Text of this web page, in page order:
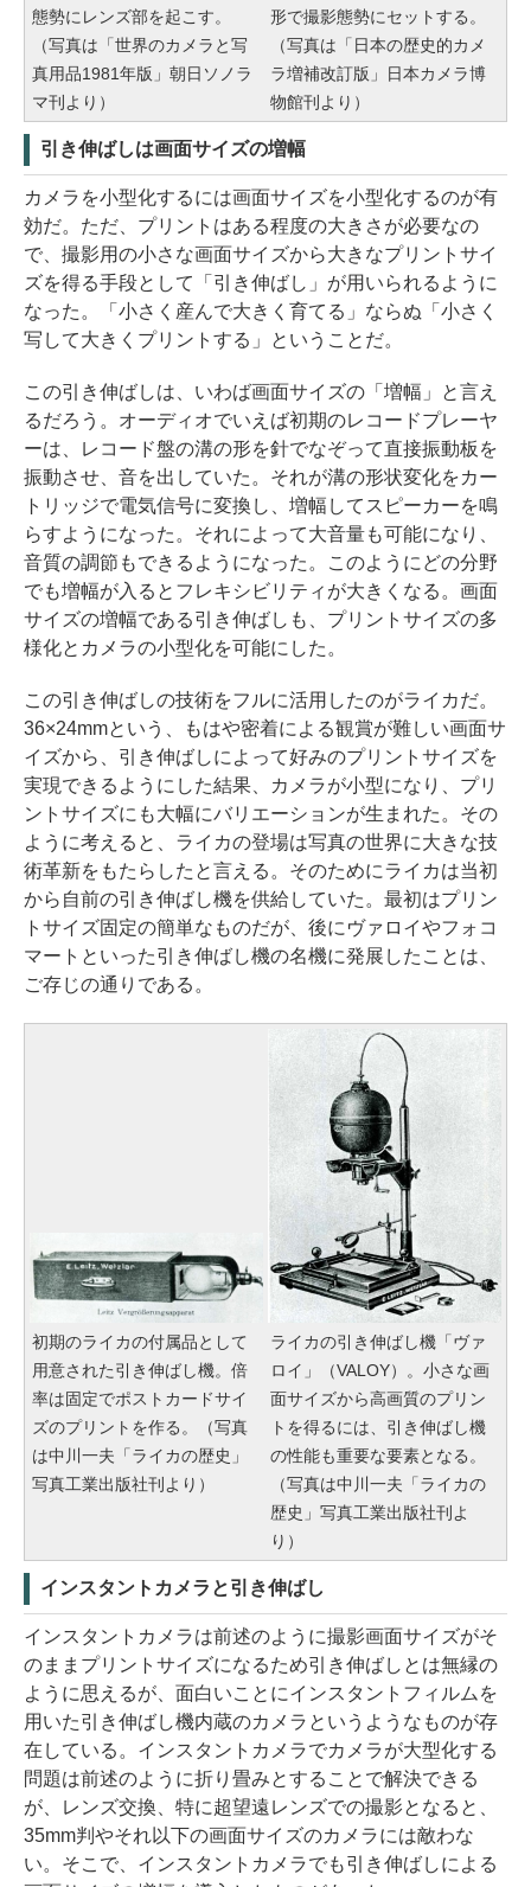
態勢にレンズ部を起こす。
（写真は「世界のカメラと写
真用品1981年版」朝日ソノラ
マ刊より）
形で撮影態勢にセットする。
（写真は「日本の歴史的カメ
ラ増補改訂版」日本カメラ博
物館刊より）
引き伸ばしは画面サイズの増幅
カメラを小型化するには画面サイズを小型化するのが有
効だ。ただ、プリントはある程度の大きさが必要なの
で、撮影用の小さな画面サイズから大きなプリントサイ
ズを得る手段として「引き伸ばし」が用いられるように
なった。「小さく産んで大きく育てる」ならぬ「小さく
写して大きくプリントする」ということだ。
この引き伸ばしは、いわば画面サイズの「増幅」と言え
るだろう。オーディオでいえば初期のレコードプレーヤ
ーは、レコード盤の溝の形を針でなぞって直接振動板を
振動させ、音を出していた。それが溝の形状変化をカー
トリッジで電気信号に変換し、増幅してスピーカーを鳴
らすようになった。それによって大音量も可能になり、
音質の調節もできるようになった。このようにどの分野
でも増幅が入るとフレキシビリティが大きくなる。画面
サイズの増幅である引き伸ばしも、プリントサイズの多
様化とカメラの小型化を可能にした。
この引き伸ばしの技術をフルに活用したのがライカだ。
36×24mmという、もはや密着による観賞が難しい画面サ
イズから、引き伸ばしによって好みのプリントサイズを
実現できるようにした結果、カメラが小型になり、プリ
ントサイズにも大幅にバリエーションが生まれた。その
ように考えると、ライカの登場は写真の世界に大きな技
術革新をもたらしたと言える。そのためにライカは当初
から自前の引き伸ばし機を供給していた。最初はプリン
トサイズ固定の簡単なものだが、後にヴァロイやフォコ
マートといった引き伸ばし機の名機に発展したことは、
ご存じの通りである。
初期のライカの付属品として
用意された引き伸ばし機。倍
率は固定でポストカードサイ
ズのプリントを作る。（写真
は中川一夫「ライカの歴史」
写真工業出版社刊より）
ライカの引き伸ばし機「ヴァ
ロイ」（VALOY）。小さな画
面サイズから高画質のプリン
トを得るには、引き伸ばし機
の性能も重要な要素となる。
（写真は中川一夫「ライカの
歴史」写真工業出版社刊よ
り）
インスタントカメラと引き伸ばし
インスタントカメラは前述のように撮影画面サイズがそ
のままプリントサイズになるため引き伸ばしとは無縁の
ように思えるが、面白いことにインスタントフィルムを
用いた引き伸ばし機内蔵のカメラというようなものが存
在している。インスタントカメラでカメラが大型化する
問題は前述のように折り畳みとすることで解決できる
が、レンズ交換、特に超望遠レンズでの撮影となると、
35mm判やそれ以下の画面サイズのカメラには敵わな
い。そこで、インスタントカメラでも引き伸ばしによる